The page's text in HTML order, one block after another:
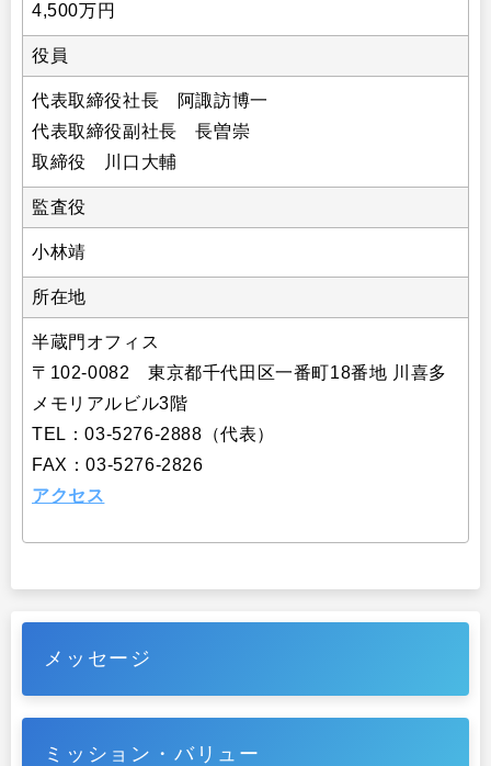
4,500万円
役員
代表取締役社長 阿諏訪博一
代表取締役副社長 長曽崇
取締役 川口大輔
監査役
小林靖
所在地
半蔵門オフィス
〒102-0082 東京都千代田区一番町18番地 川喜多
メモリアルビル3階
TEL：03-5276-2888（代表）
FAX：03-5276-2826
アクセス
メッセージ
ミッション・バリュー